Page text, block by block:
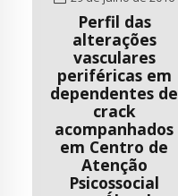
nosso cotidiano.
Assim, o objetivo do
estudo é delinear o
nível, e os diferentes
tipos de motivação à
prática de […]
Perfil das
alterações
vasculares
periféricas em
dependentes de
crack
acompanhados
em Centro de
Atenção
Psicossocial